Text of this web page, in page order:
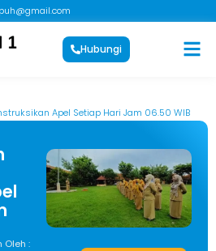
Hubungi
Apel Setiap Hari Jam 06.50 WIB
Oleh :